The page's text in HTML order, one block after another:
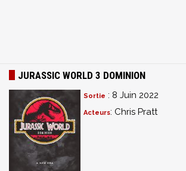
JURASSIC WORLD 3 DOMINION
Sortie : 8 Juin 2022
Acteurs: Chris Pratt